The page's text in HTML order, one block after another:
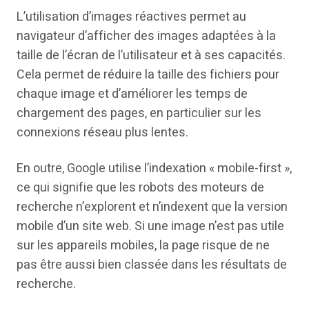
L’utilisation d’images réactives permet au
navigateur d’afficher des images adaptées à la
taille de l’écran de l’utilisateur et à ses capacités.
Cela permet de réduire la taille des fichiers pour
chaque image et d’améliorer les temps de
chargement des pages, en particulier sur les
connexions réseau plus lentes.
En outre, Google utilise l’indexation « mobile-first »,
ce qui signifie que les robots des moteurs de
recherche n’explorent et n’indexent que la version
mobile d’un site web. Si une image n’est pas utile
sur les appareils mobiles, la page risque de ne
pas être aussi bien classée dans les résultats de
recherche.